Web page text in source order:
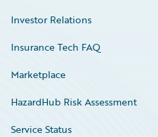
Investor Relations
Insurance Tech FAQ
Marketplace
HazardHub Risk Assessment
Service Status